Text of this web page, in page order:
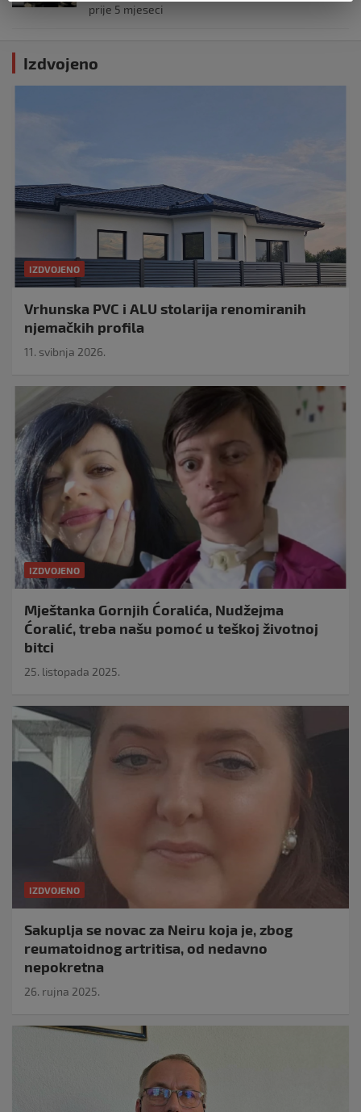
prije 5 mjeseci
Izdvojeno
IZDVOJENO
Vrhunska PVC i ALU stolarija renomiranih
njemačkih profila
11. svibnja 2026.
IZDVOJENO
Mještanka Gornjih Ćoralića, Nudžejma
Ćoralić, treba našu pomoć u teškoj životnoj
bitci
25. listopada 2025.
IZDVOJENO
Sakuplja se novac za Neiru koja je, zbog
reumatoidnog artritisa, od nedavno
nepokretna
26. rujna 2025.